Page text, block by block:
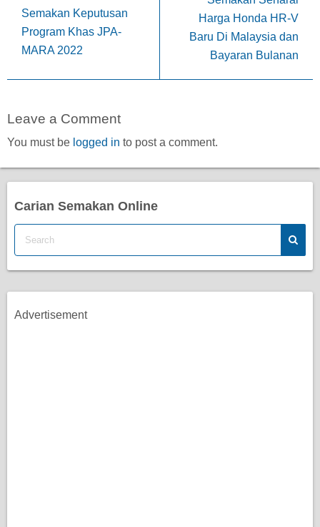
Semakan Keputusan
Program Khas JPA-
MARA 2022
Harga Honda HR-V
Baru Di Malaysia dan
Bayaran Bulanan
Leave a Comment
You must be logged in to post a comment.
Carian Semakan Online
Advertisement